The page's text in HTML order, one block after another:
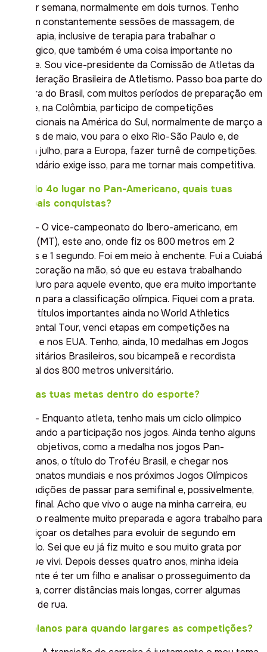
dias por semana, normalmente em dois turnos. Tenho
também constantemente sessões de massagem, de
fisioterapia, inclusive de terapia para trabalhar o
psicológico, que também é uma coisa importante no
esporte. Sou vice-presidente da Comissão de Atletas da
Confederação Brasileira de Atletismo. Passo boa parte do
ano fora do Brasil, com muitos períodos de preparação em
altitude, na Colômbia, participo de competições
internacionais na América do Sul, normalmente de março a
meados de maio, vou para o eixo Rio-São Paulo e, de
junho a julho, para a Europa, fazer turnê de competições.
O calendário exige isso, para me tornar mais competitiva.
Além do 4o lugar no Pan-Americano, quais tuas
principais conquistas?
Jaque – O vice-campeonato do Ibero-americano, em
Cuiabá (MT), este ano, onde fiz os 800 metros em 2
minutos e 1 segundo. Foi em meio à enchente. Fui a Cuiabá
com o coração na mão, só que eu estava trabalhando
muito duro para aquele evento, que era muito importante
também para a classificação olímpica. Fiquei com a prata.
Obtive títulos importantes ainda no World Athletics
Continental Tour, venci etapas em competições na
Europa e nos EUA. Tenho, ainda, 10 medalhas em Jogos
Universitários Brasileiros, sou bicampeã e recordista
nacional dos 800 metros universitário.
Quais as tuas metas dentro do esporte?
Jaque – Enquanto atleta, tenho mais um ciclo olímpico
objetivando a participação nos jogos. Ainda tenho alguns
outros objetivos, como a medalha nos jogos Pan-
Americanos, o título do Troféu Brasil, e chegar nos
campeonatos mundiais e nos próximos Jogos Olímpicos
em condições de passar para semifinal e, possivelmente,
para a final. Acho que vivo o auge na minha carreira, eu
me sinto realmente muito preparada e agora trabalho para
aperfeiçoar os detalhes para evoluir de segundo em
segundo. Sei que eu já fiz muito e sou muito grata por
tudo que vivi. Depois desses quatro anos, minha ideia
realmente é ter um filho e analisar o prosseguimento da
carreira, correr distâncias mais longas, correr algumas
provas de rua.
Tens planos para quando largares as competições?